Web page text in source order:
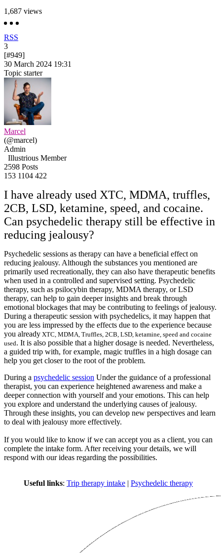
1,687 views
RSS
3
[#949]
30 March 2024 19:31
Topic starter
Marcel
(@marcel)
Admin
Illustrious Member
2598 Posts
153 1104 422
I have already used XTC, MDMA, truffles,
2CB, LSD, ketamine, speed, and cocaine.
Can psychedelic therapy still be effective in
reducing jealousy?
Psychedelic sessions as therapy can have a beneficial effect on
reducing jealousy. Although the substances you mentioned are
primarily used recreationally, they can also have therapeutic benefits
when used in a controlled and supervised setting. Psychedelic
therapy, such as psilocybin therapy, MDMA therapy, or LSD
therapy, can help to gain deeper insights and break through
emotional blockages that may be contributing to feelings of jealousy.
During a therapeutic session with psychedelics, it may happen that
you are less impressed by the effects due to the experience because
you already XTC, MDMA, Truffles, 2CB, LSD, ketamine, speed and cocaine
used. It is also possible that a higher dosage is needed. Nevertheless,
a guided trip with, for example, magic truffles in a high dosage can
help you get closer to the root of the problem.
During a psychedelic session Under the guidance of a professional
therapist, you can experience heightened awareness and make a
deeper connection with yourself and your emotions. This can help
you explore and understand the underlying causes of jealousy.
Through these insights, you can develop new perspectives and learn
to deal with jealousy more effectively.
If you would like to know if we can accept you as a client, you can
complete the intake form. After receiving your details, we will
respond with our ideas regarding the possibilities.
Useful links: Trip therapy intake | Psychedelic therapy